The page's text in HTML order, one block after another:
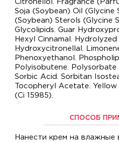
Citronellol. Fragrance
Soja (Soybean) Oil (Glycine
(Soybean) Sterols (Glycine
Glycolipids. Guar
Hexyl Cinnamal.
Hydroxycitronellal.
Phenoxyethanol.
Polyisobutene. Polysorbate
Sorbic Acid. Sorbitan
Tocopheryl Acetate.
(Ci 15985).
СПОСОБ
Нанести крем на влажные